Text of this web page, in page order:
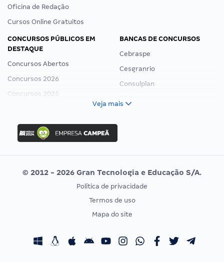
Oficina de Redação
Cursos Online Gratuitos
CONCURSOS PÚBLICOS EM
DESTAQUE
Concursos Abertos
Concursos 2026
Concursos 2025
Concurso Ibama
Concurso MPU
Editais publicados
BANCAS DE CONCURSOS
Cebraspe
Cesgranrio
Consulplan
Vunesp
CONCURSOS POR PROFISSÃO
Concursos Fiscais
EXAME DE ORDEM
Calendário OAB
Veja mais
© 2012 - 2026 Gran Tecnologia e Educação S/A.
Política de privacidade
Termos de uso
Mapa do site